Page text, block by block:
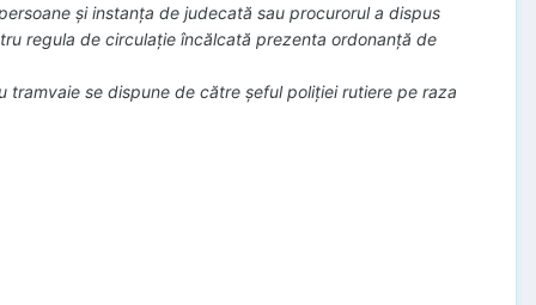
şi instanţa de judecată sau procurorul a dispus
regula de circulaţie încălcată prezenta ordonanţă de
se dispune de către şeful poliţiei rutiere pe raza